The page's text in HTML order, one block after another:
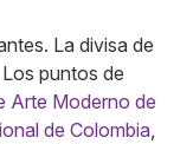
La divisa de
puntos de
Arte Moderno de
de Colombia